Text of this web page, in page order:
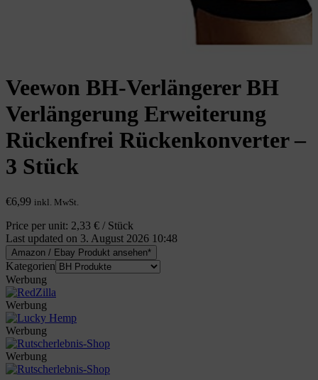
Veewon BH-Verlängerer BH
Verlängerung Erweiterung
Rückenfrei Rückenkonverter –
3 Stück
€6,99 inkl. MwSt.
Price per unit: 2,33 € / Stück
Last updated on 3. August 2026 10:48
Amazon / Ebay Produkt ansehen*
Kategorien
Werbung
Werbung
Werbung
Werbung